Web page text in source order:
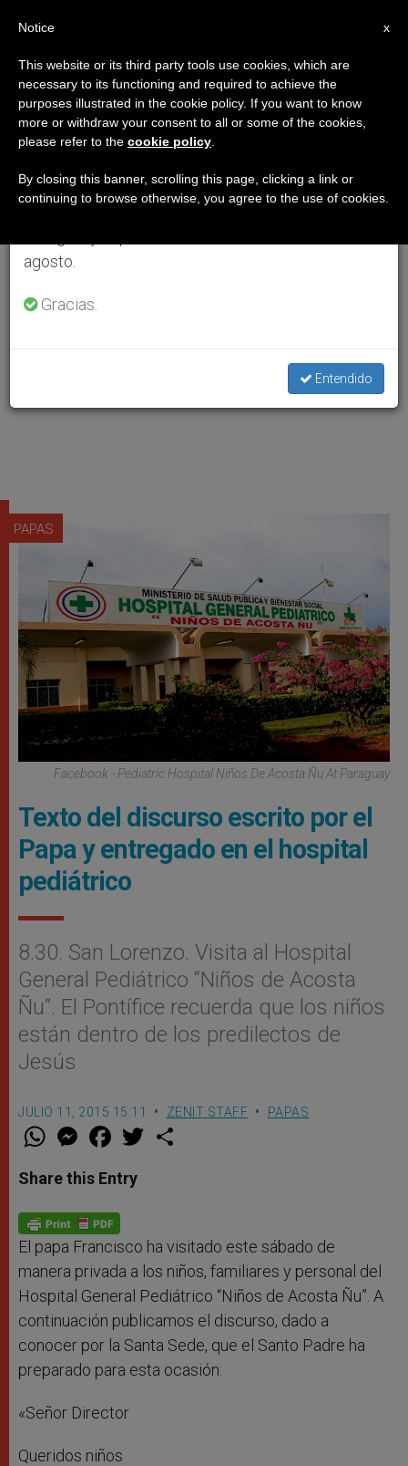
PAPAS
Facebook - Pediatric Hospital Niños De Acosta Ñu At Paraguay
Texto del discurso escrito por el
Papa y entregado en el hospital
pediátrico
8.30. San Lorenzo. Visita al Hospital
General Pediátrico “Niños de Acosta
Ñu”. El Pontífice recuerda que los niños
están dentro de los predilectos de
Jesús
JULIO 11, 2015 15:11 ZENIT STAFF PAPAS
W
t
s
p
p
M
e
s
e
g
e
r
F
a
e
b
o
k
w
Share this Entry
El papa Francisco ha visitado este sábado de
manera privada a los niños, familiares y personal del
Hospital General Pediátrico “Niños de Acosta Ñu”. A
continuación publicamos el discurso, dado a
conocer por la Santa Sede, que el Santo Padre ha
preparado para esta ocasión:
«Señor Director
Queridos niños
×
Aviso importante
Del 27 de julio al 7 de agosto haremos la pausa
anual, aprovechando que en el periodo de verano
se generan menos informaciones y también el
agosto.
Gracias.
Entendido
x
Notice
This website or its third party tools use cookies, which are
necessary to its functioning and required to achieve the
purposes illustrated in the cookie policy. If you want to know
more or withdraw your consent to all or some of the cookies,
please refer to the cookie policy
By closing this banner, scrolling this page, clicking a link or
continuing to browse otherwise, you agree to the use of cookies.